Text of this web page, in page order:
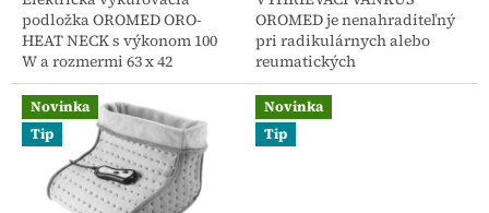
podložka OROMED ORO-
HEAT NECK s výkonom 100
W a rozmermi 63 x 42
cm spríjemní každú chvíľu
relaxu. Rýchlo sa zahrieva
a...
OROMED je nenahraditeľný
pri radikulárnych alebo
reumatických
bolestiach. Jemným a
rovnomerným zahrievaním
celého tela zlepšuje krvný
obeh, čo následne...
Novinka
Tip
Novinka
Tip